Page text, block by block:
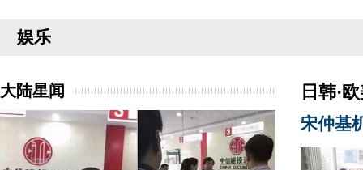
娱乐
大陆星闻 日韩·
宋仲基